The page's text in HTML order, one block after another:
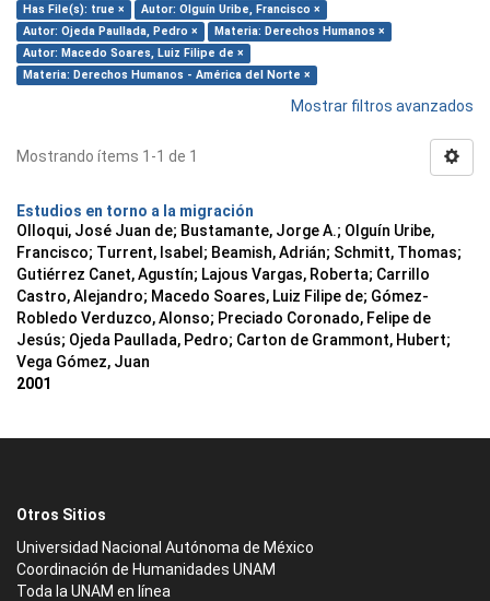
Has File(s): true ×
Autor: Olguín Uribe, Francisco ×
Autor: Ojeda Paullada, Pedro ×
Materia: Derechos Humanos ×
Autor: Macedo Soares, Luiz Filipe de ×
Materia: Derechos Humanos - América del Norte ×
Mostrar filtros avanzados
Mostrando ítems 1-1 de 1
Estudios en torno a la migración
Olloqui, José Juan de; Bustamante, Jorge A.; Olguín Uribe,
Francisco; Turrent, Isabel; Beamish, Adrián; Schmitt, Thomas;
Gutiérrez Canet, Agustín; Lajous Vargas, Roberta; Carrillo
Castro, Alejandro; Macedo Soares, Luiz Filipe de; Gómez-
Robledo Verduzco, Alonso; Preciado Coronado, Felipe de
Jesús; Ojeda Paullada, Pedro; Carton de Grammont, Hubert;
Vega Gómez, Juan
2001
Otros Sitios
Universidad Nacional Autónoma de México
Coordinación de Humanidades UNAM
Toda la UNAM en línea